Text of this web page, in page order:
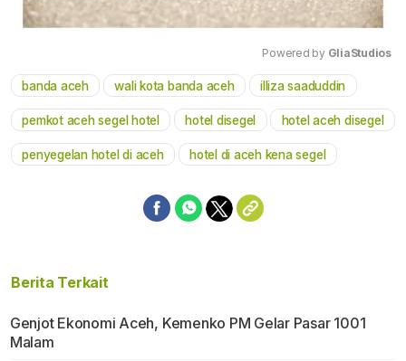
Mute
Powered by GliaStudios
banda aceh wali kota banda aceh illiza saaduddin
pemkot aceh segel hotel hotel disegel hotel aceh disegel
penyegelan hotel di aceh hotel di aceh kena segel
Berita Terkait
Genjot Ekonomi Aceh, Kemenko PM Gelar Pasar 1001
Malam